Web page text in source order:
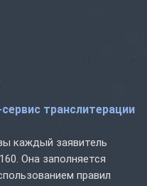
транслитерации
каждый заявитель
Она заполняется
правил